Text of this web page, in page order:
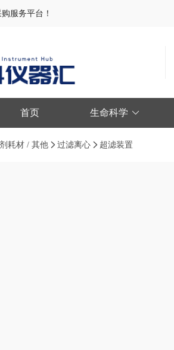
服务平台！
首页 生命科学
耗材 / 其他 过滤离心 超滤装置